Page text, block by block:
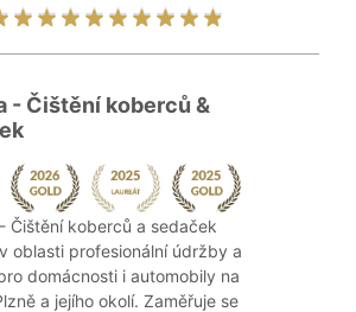
- Čištění koberců &
Čištění koberců a sedaček
oblasti profesionální údržby a
domácnosti i automobily na
a jejího okolí. Zaměřuje se